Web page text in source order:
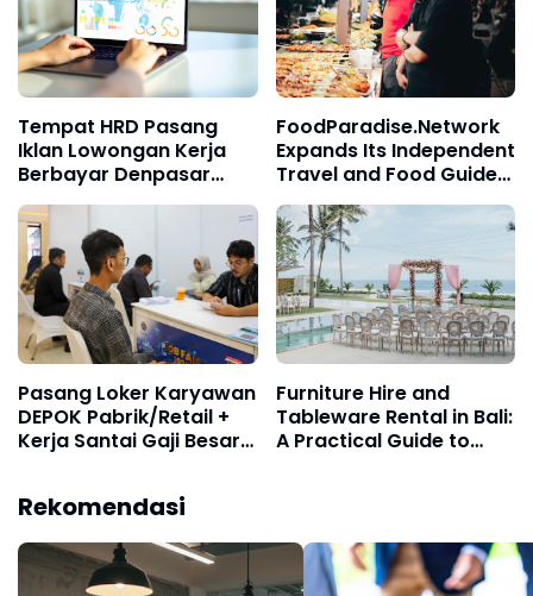
Tempat HRD Pasang
Iklan Lowongan Kerja
Berbayar Denpasar
Gianyar Bali
FoodParadise.Network
Expands Its Independent
Travel and Food Guides
Throughout Asia
Pasang Loker Karyawan
DEPOK Pabrik/Retail +
Kerja Santai Gaji Besar +
Furniture Hire and
Tableware Rental in Bali:
A Practical Guide to
Rekomendasi